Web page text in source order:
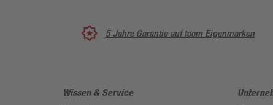
5 Jahre Garantie auf toom Eigenmarken
Wissen & Service